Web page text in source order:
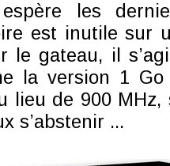
les
est inutile sur
le gateau, il
la version 1 Go
lieu de 900
s’abstenir ...